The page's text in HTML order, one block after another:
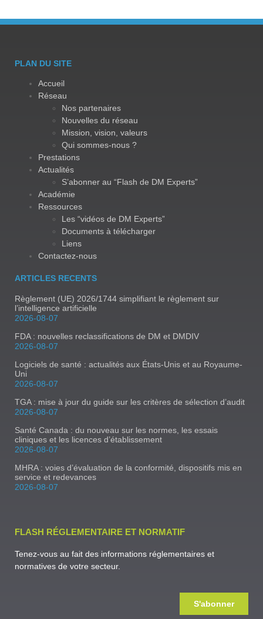
PLAN DU SITE
Accueil
Réseau
Nos partenaires
Nouvelles du réseau
Mission, vision, valeurs
Qui sommes-nous ?
Prestations
Actualités
S’abonner au “Flash de DM Experts”
Académie
Ressources
Les “vidéos de DM Experts”
Documents à télécharger
Liens
Contactez-nous
ARTICLES RECENTS
Règlement (UE) 2026/1744 simplifiant le règlement sur
l’intelligence artificielle
2026-08-07
FDA : nouvelles reclassifications de DM et DMDIV
2026-08-07
Logiciels de santé : actualités aux États-Unis et au Royaume-
Uni
2026-08-07
TGA : mise à jour du guide sur les critères de sélection d’audit
2026-08-07
Santé Canada : du nouveau sur les normes, les essais
cliniques et les licences d’établissement
2026-08-07
MHRA : voies d’évaluation de la conformité, dispositifs mis en
service et redevances
2026-08-07
FLASH RÉGLEMENTAIRE ET NORMATIF
Tenez-vous au fait des informations réglementaires et
normatives de votre secteur.
S'abonner